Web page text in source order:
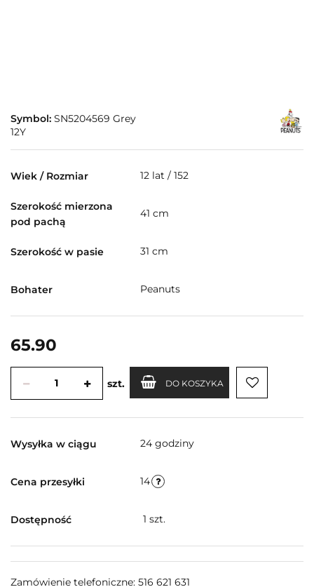
Symbol: SN5204569 Grey
12Y
Wiek / Rozmiar 12 lat / 152
Szerokość mierzona
pod pachą
41 cm
Szerokość w pasie 31 cm
Bohater Peanuts
65.90
szt. DO KOSZYKA
Wysyłka w ciągu 24 godziny
Cena przesyłki 14
Dostępność 1 szt.
Zamówienie telefoniczne: 516 621 631